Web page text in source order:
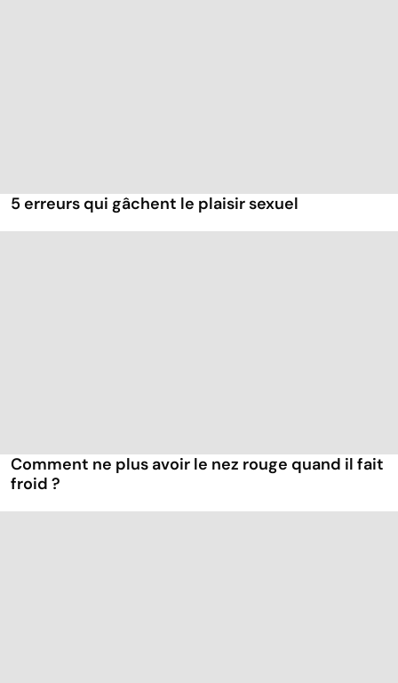
5 erreurs qui gâchent le plaisir sexuel
Comment ne plus avoir le nez rouge quand il fait
froid ?